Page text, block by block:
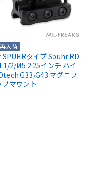
再入荷
タイプ Spuhr RD
2/M5 2.25インチ ハイ
G33/G43 マグニフ
マウント